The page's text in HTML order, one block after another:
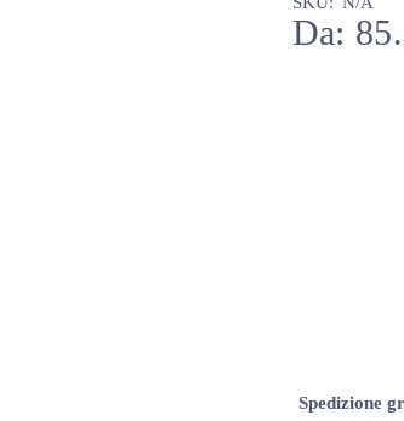
Da:
Spedizione